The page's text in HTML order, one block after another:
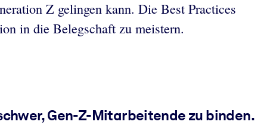
Z gelingen kann. Die Best Practices
in die Belegschaft zu meistern.
Gen-Z-Mitarbeitende zu binden.